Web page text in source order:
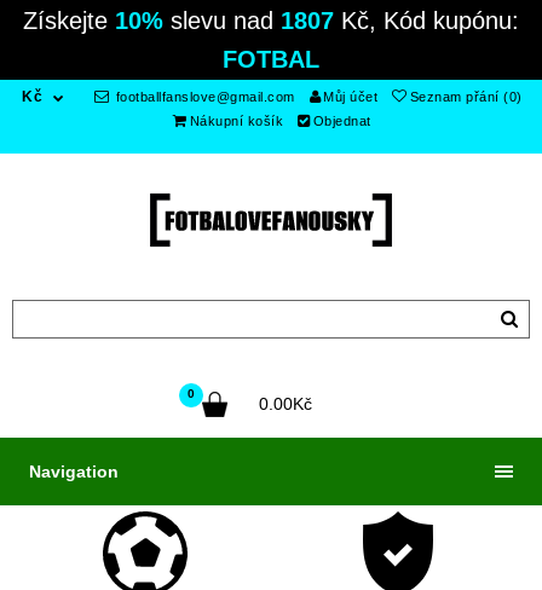
Získejte 10% slevu nad 1807 Kč, Kód kupónu:
FOTBAL
Kč footballfanslove@gmail.com Můj účet
Seznam přání (0)
Nákupní košík
Objednat
0
0.00Kč
Navigation